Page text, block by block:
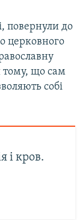
повернули до
церковного
тому, що сам
собі
і кров.